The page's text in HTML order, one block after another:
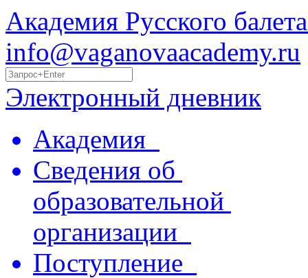
Академия Русского
info@vaganovaacademy.ru
Электронный дневник
Академия
Сведения об
образовательной
организации
Поступление